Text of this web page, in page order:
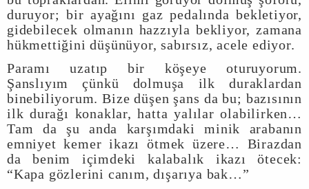
duruyor; bir ayağını gaz pedalında bekletiyor,
gidebilecek olmanın hazzıyla bekliyor, zamana
hükmettiğini düşünüyor, sabırsız, acele ediyor.
Paramı uzatıp bir köşeye oturuyorum.
Şanslıyım çünkü dolmuşa ilk duraklardan
binebiliyorum. Bize düşen şans da bu; bazısının
ilk durağı konaklar, hatta yalılar olabilirken…
Tam da şu anda karşımdaki minik arabanın
emniyet kemer ikazı ötmek üzere… Birazdan
da benim içimdeki kalabalık ikazı ötecek:
“Kapa gözlerini canım, dışarıya bak…”